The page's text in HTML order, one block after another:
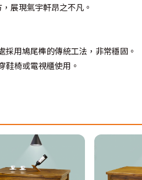
展現氣宇軒昂之不凡。
用鳩尾榫的傳統工法，非常穩固。
鞋椅或電視櫃使用。